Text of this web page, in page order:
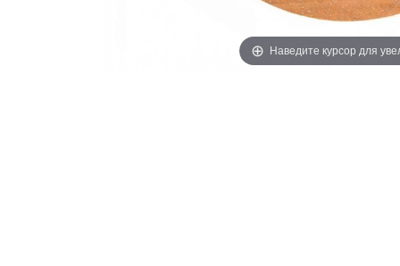
Наведите курсор для